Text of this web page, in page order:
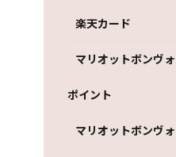
楽天カード
マリオットボンヴ
ポイント
マリオットボンヴ